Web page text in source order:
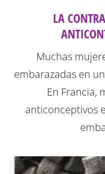
LA
Muchas
embarazadas en
En Francia,
anticonceptivos